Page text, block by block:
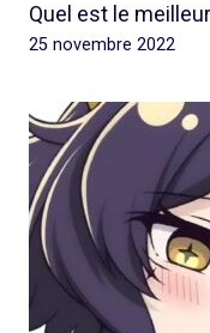
Quel est le
25 novembre 2022